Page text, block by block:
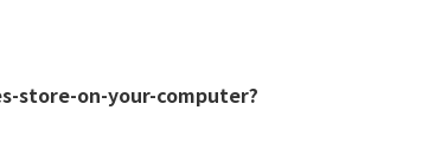
on-your-computer?